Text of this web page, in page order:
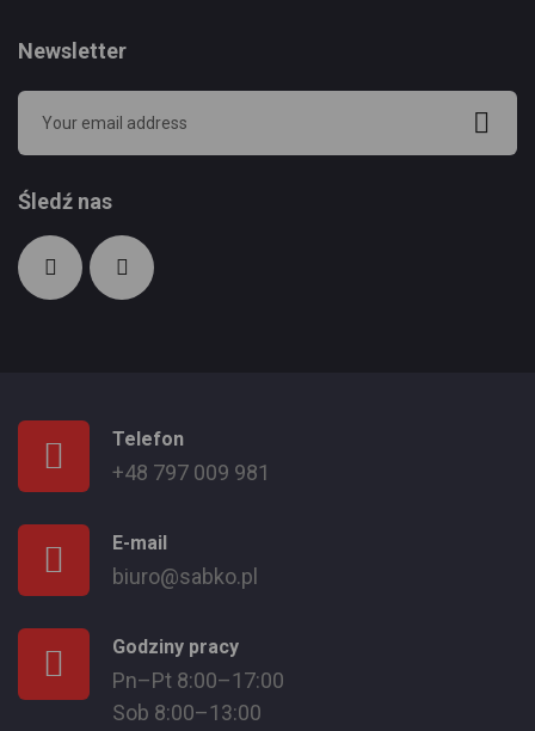
Newsletter
Śledź nas
Telefon
+48 797 009 981
E-mail
biuro@sabko.pl
Godziny pracy
Pn–Pt 8:00–17:00
Sob 8:00–13:00